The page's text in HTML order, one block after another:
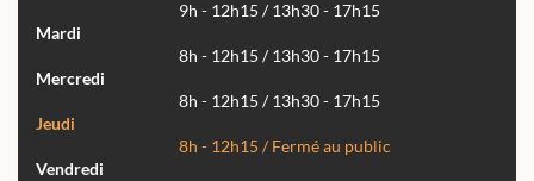
9h - 12h15 / 13h30 - 17h15
Mardi
8h - 12h15 / 13h30 - 17h15
Mercredi
8h - 12h15 / 13h30 - 17h15
Jeudi
8h - 12h15 / Fermé au public
Vendredi